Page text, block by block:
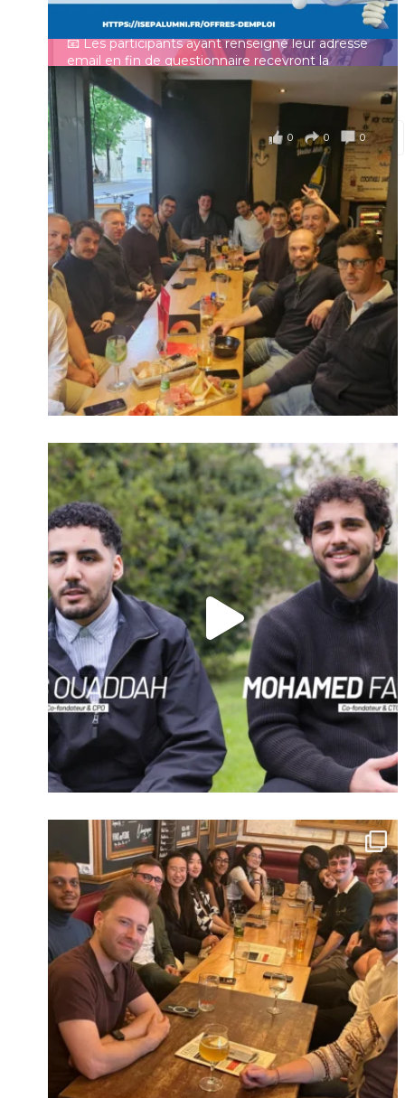
Charger plus Suivre sur Instagram
français.
📧 Les participants ayant renseigné leur adresse
email en fin de questionnaire recevront la
synthèse des résultats...Voir plus
il y a 4 mois
0 0 0
Voir sur Facebook
Mot de passe
Se souvenir de moi
Connexion
Identifiant oublié ?
Mot de passe
oublié ?